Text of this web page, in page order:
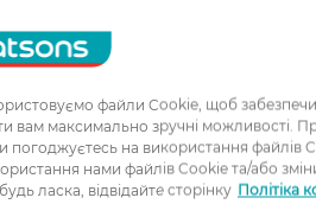
з будь-якими
підсвічує, щоб
почервоніння,
дня, не розтікаючись і
ваше обличчя набуде
файли Cookie, щоб
вам максимально зручні можливості.
погоджуєтесь на використання файлів
нами файлів Cookie та/або
ласка, відвідайте сторінку Політіка